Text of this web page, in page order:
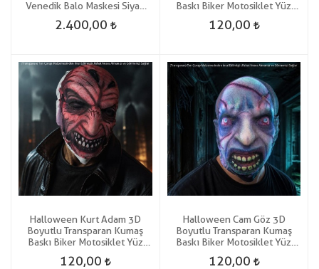
Venedik Balo Maskesi Siyah
Renk
2.400,00
Baskı Biker Motosiklet Yüz
Korku Maskesi
120,00
Halloween Kurt Adam 3D
Boyutlu Transparan Kumaş
Baskı Biker Motosiklet Yüz
120,00
Halloween Cam Göz 3D
Boyutlu Transparan Kumaş
Baskı Biker Motosiklet Yüz
120,00